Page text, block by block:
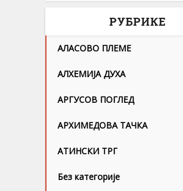
РУБРИКЕ
АЛАСОВО ПЛЕМЕ
АЛХЕМИЈА ДУХА
АРГУСОВ ПОГЛЕД
АРХИМЕДОВА ТАЧКА
АТИНСКИ ТРГ
Без категорије